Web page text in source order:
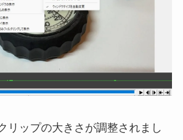
リップの大きさが調整されまし